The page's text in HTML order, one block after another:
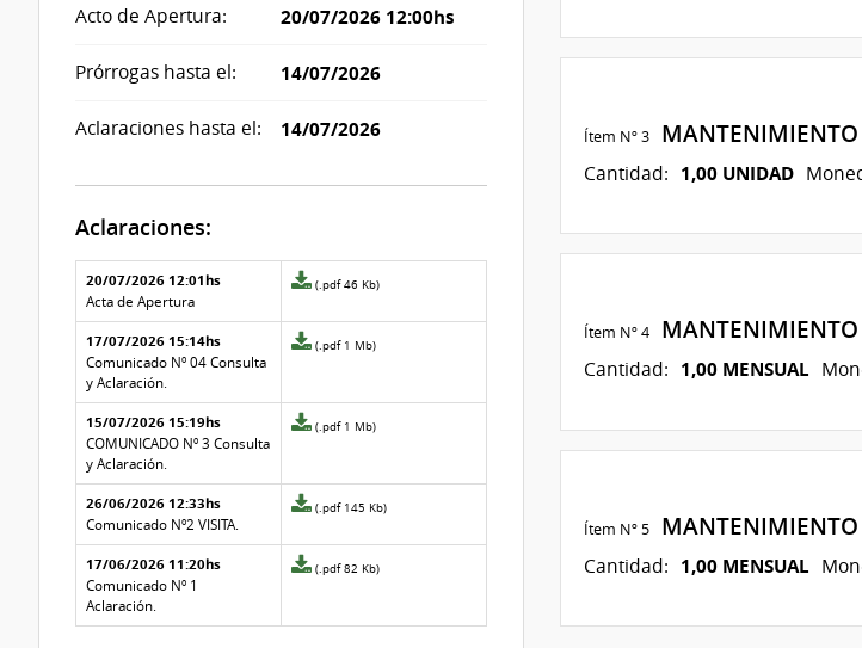
Acto de Apertura: 20/07/2026 12:00hs
Prórrogas hasta el: 14/07/2026
Aclaraciones hasta el: 14/07/2026
Aclaraciones:
Aclaraciones del llamado
Fecha y
texto de
la
aclaración
Archivo
de la
aclaración
20/07/2026 12:01hs
Acta de Apertura
Archivo
de
la
4
(.pdf 46 Kb)
17/07/2026 15:14hs
Comunicado Nº 04 Consulta
y Aclaración.
Archivo
la
aclaración
(.pdf 1 Mb)
15/07/2026 15:19hs
COMUNICADO Nº 3 Consulta
y Aclaración.
Archivo
la
aclaración
2
(.pdf 1 Mb)
26/06/2026 12:33hs
Comunicado Nº2 VISITA.
Archivo
de
la
1
(.pdf 145 Kb)
17/06/2026 11:20hs
Comunicado Nº 1
Aclaración.
Archivo
la
(.pdf 82 Kb)
Ítem Nº 3MANTENIMIENTO
Cantidad: 1,00 UNIDAD
Ítem Nº 4MANTENIMIENTO
Cantidad: 1,00 MENSUAL
Ítem Nº 5MANTENIMIENTO
Cantidad: 1,00 MENSUAL